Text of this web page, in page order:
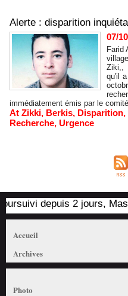
Alerte : disparition
07/
Farid
Ziki,,
qu'il
immédiatement émis par le
At Zikki, Berkis, Disparition,
Recherche, Urgence
depuis 2 jours,
Accueil
Archives
Photo